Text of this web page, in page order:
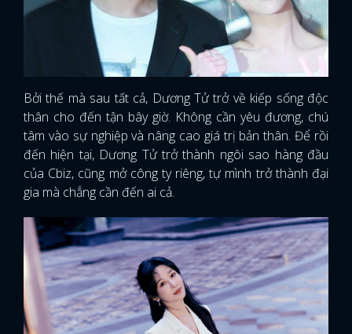
Bởi thế mà sau tất cả, Dương Tử trở về kiếp sống độc
thân cho đến tận bây giờ. Không cần yêu đương, chú
tâm vào sự nghiệp và nâng cao giá trị bản thân. Để rồi
đến hiện tại, Dương Tử trở thành ngôi sao hàng đầu
của Cbiz, cũng mở công ty riêng, tự mình trở thành đại
gia mà chẳng cần đến ai cả.